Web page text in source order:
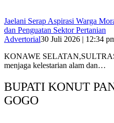
Jaelani Serap Aspirasi Warga
dan Penguatan Sektor Pertanian
Advertorial30 Juli 2026 | 12:34
KONAWE
menjaga kelestarian alam dan…
BUPATI KONUT
GOGO